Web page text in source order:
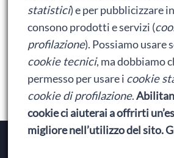
Accedi
Feed dei contenuti
Feed dei commenti
WordPress.org
statistici) e per pubblicizzare
consono prodotti e servizi (
profilazione). Possiamo usare
cookie tecnici, ma dobbiamo
permesso per usare i cookie
cookie di profilazione.
cookie ci aiuterai a offrirti
migliore nell’utilizzo del sito.